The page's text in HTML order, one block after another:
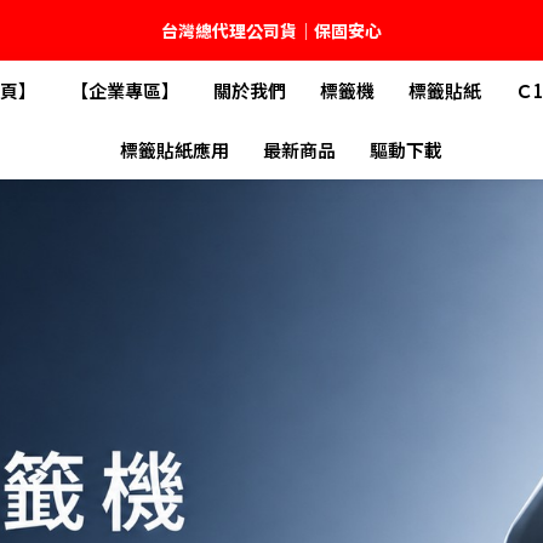
🚚 全館現貨供應｜快速出貨不久等
💬 加入官方 LINE｜不定期領取專屬優惠
台灣精臣科技有限公司｜原廠總代理｜售後完善
】 【企業專區】 關於我們 標籤機 標籤貼紙 Ｃ
標籤貼紙應用 最新商品 驅動下載